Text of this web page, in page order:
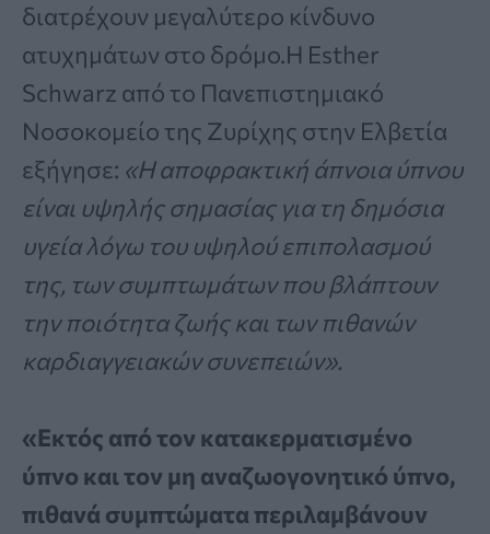
διατρέχουν μεγαλύτερο κίνδυνο
ατυχημάτων στο δρόμο.Η Esther
Schwarz από το Πανεπιστημιακό
Νοσοκομείο της Ζυρίχης στην Ελβετία
εξήγησε: «Η αποφρακτική άπνοια ύπνου
είναι υψηλής σημασίας για τη δημόσια
υγεία λόγω του υψηλού επιπολασμού
της, των συμπτωμάτων που βλάπτουν
την ποιότητα ζωής και των πιθανών
καρδιαγγειακών συνεπειών».
«Εκτός από τον κατακερματισμένο
ύπνο και τον μη αναζωογονητικό ύπνο,
πιθανά συμπτώματα περιλαμβάνουν